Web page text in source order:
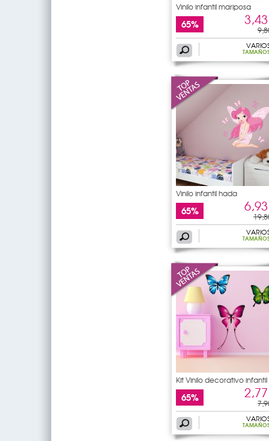
Vinilo infantil mariposa
65%
Vinilo infantil hada
65%
Kit Vinilo decorativo infantil
65%